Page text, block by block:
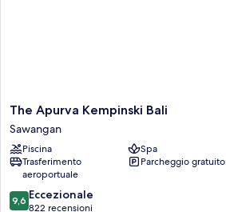
The
Apurva
Kempinski
Bali
Sawangan
The Apurva Kempinski Bali
Sawangan
Piscina
Spa
Trasferimento
aeroportuale
Parcheggio gratuito
9.6
su
9,6 Eccezionale
822 recensioni